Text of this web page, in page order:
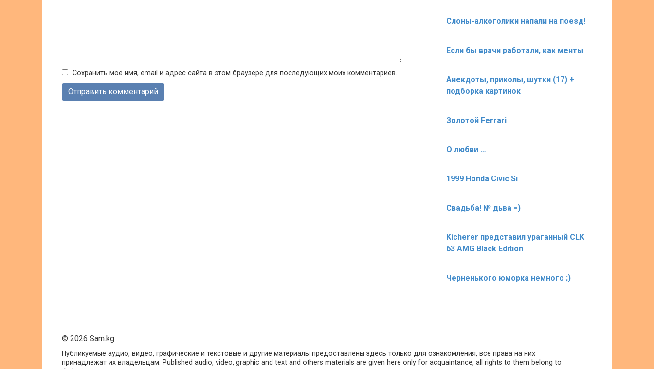
Сохранить моё имя, email и адрес сайта в этом браузере для последующих моих комментариев.
Слоны-алкоголики напали на поезд!
Если бы врачи работали, как менты
Анекдоты, приколы, шутки (17) +
подборка картинок
Золотой Ferrari
О любви …
1999 Honda Civic Si
Свадьба! № дьва =)
Kicherer представил ураганный CLK
63 AMG Black Edition
Черненького юморка немного ;)
© 2026 Sam.kg
Публикуемые аудио, видео, графические и текстовые и другие материалы предоставлены здесь только для ознакомления, все права на них
принадлежат их владельцам. Published audio, video, graphic and text and others materials are given here only for acquaintance, all rights to them belong to